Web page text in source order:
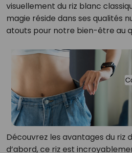
visuellement du riz blanc
magie réside dans ses qualités
atouts pour notre bien-être au
Découvrez les avantages du riz
d’abord, ce riz est